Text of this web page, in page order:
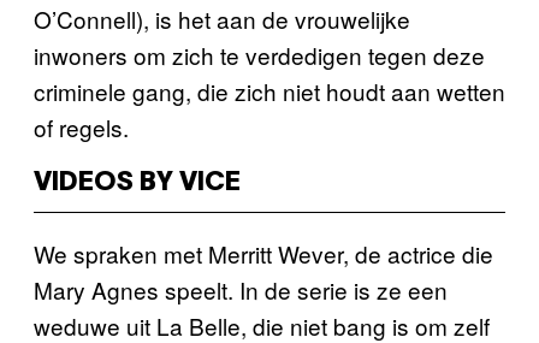
O’Connell), is het aan de vrouwelijke
inwoners om zich te verdedigen tegen deze
criminele gang, die zich niet houdt aan wetten
of regels.
VIDEOS BY VICE
We spraken met Merritt Wever, de actrice die
Mary Agnes speelt. In de serie is ze een
weduwe uit La Belle, die niet bang is om zelf